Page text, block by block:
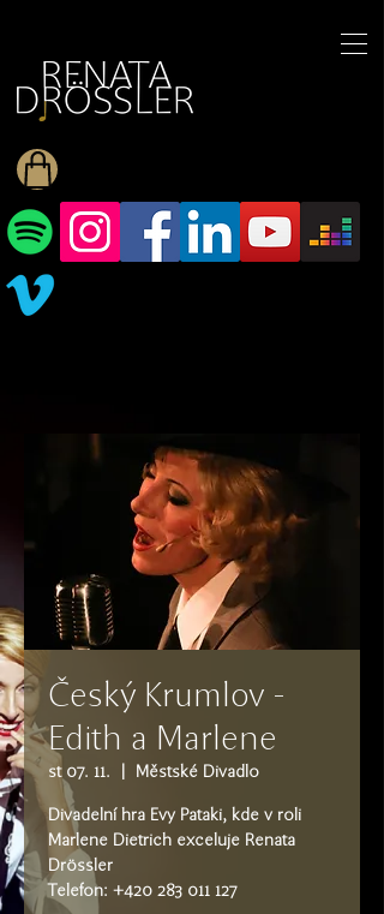
Český Krumlov -
Edith a Marlene
st 07. 11. Městské Divadlo
Divadelní hra Evy Pataki, kde v roli
Marlene Dietrich exceluje Renata
Drössler
Telefon: +420 283 011 127